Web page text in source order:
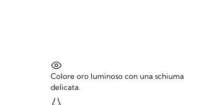
Colore oro luminoso con una schiuma
delicata.